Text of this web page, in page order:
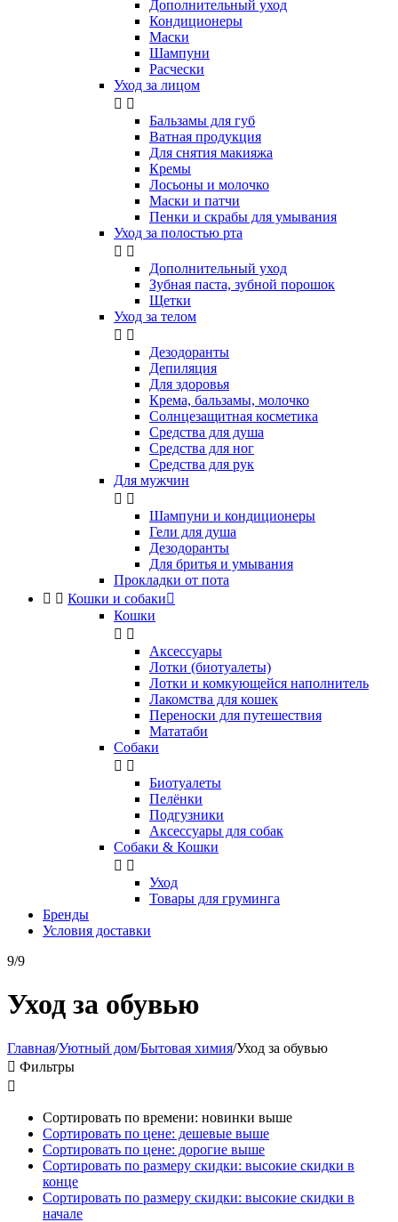
Дополнительный уход
Кондиционеры
Маски
Шампуни
Расчески
Уход за лицом
 
Бальзамы для губ
Ватная продукция
Для снятия макияжа
Кремы
Лосьоны и молочко
Маски и патчи
Пенки и скрабы для умывания
Уход за полостью рта
 
Дополнительный уход
Зубная паста, зубной порошок
Щетки
Уход за телом
 
Дезодоранты
Депиляция
Для здоровья
Крема, бальзамы, молочко
Солнцезащитная косметика
Средства для душа
Средства для ног
Средства для рук
Для мужчин
 
Шампуни и кондиционеры
Гели для душа
Дезодоранты
Для бритья и умывания
Прокладки от пота
  Кошки и собаки
Кошки
 
Аксессуары
Лотки (биотуалеты)
Лотки и комкующейся наполнитель
Лакомства для кошек
Переноски для путешествия
Мататаби
Собаки
 
Биотуалеты
Пелёнки
Подгузники
Аксессуары для собак
Собаки & Кошки
 
Уход
Товары для груминга
Бренды
Условия доставки
9/9
Уход за обувью
Главная/Уютный дом/Бытовая химия/Уход за обувью
 Фильтры

Сортировать по времени: новинки выше
Сортировать по цене: дешевые выше
Сортировать по цене: дорогие выше
Сортировать по размеру скидки: высокие скидки в
конце
Сортировать по размеру скидки: высокие скидки в
начале